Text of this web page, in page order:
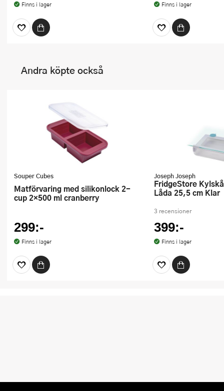
Finns i lager Finns i lager
Andra köpte också
Souper Cubes
Matförvaring med silikonlock 2-
cup 2×500 ml cranberry
299:-
Finns i lager
Joseph Joseph
FridgeStore Kylskåpsförvaring
Låda 25,5 cm Klar
3 recensioner
399:-
Finns i lager